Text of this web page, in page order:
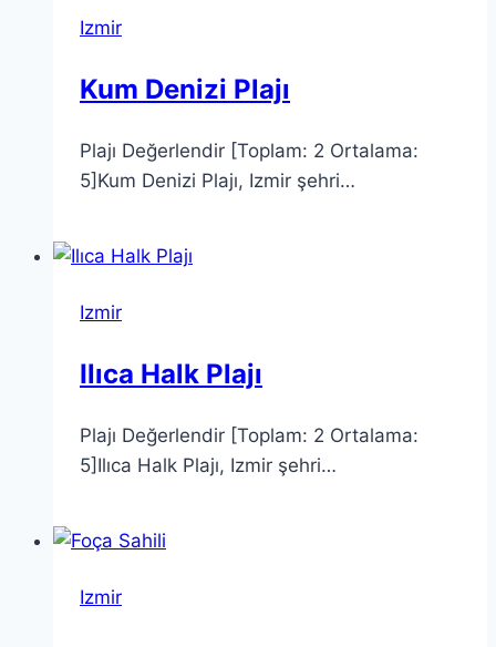
Izmir
Kum Denizi Plajı
Plajı Değerlendir [Toplam: 2 Ortalama:
5]Kum Denizi Plajı, Izmir şehri…
Izmir
Ilıca Halk Plajı
Plajı Değerlendir [Toplam: 2 Ortalama:
5]Ilıca Halk Plajı, Izmir şehri…
Izmir